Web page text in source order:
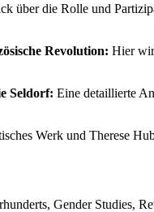
über die Rolle und
Revolution: Hier
Seldorf: Eine detaillierte
Werk und Therese
Gender Studies,